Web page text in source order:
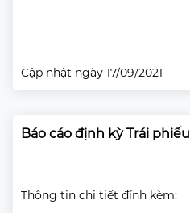
Cập nhật ngày 17/09/2021
Báo cáo định kỳ Trái
Thông tin chi tiết đính kèm: